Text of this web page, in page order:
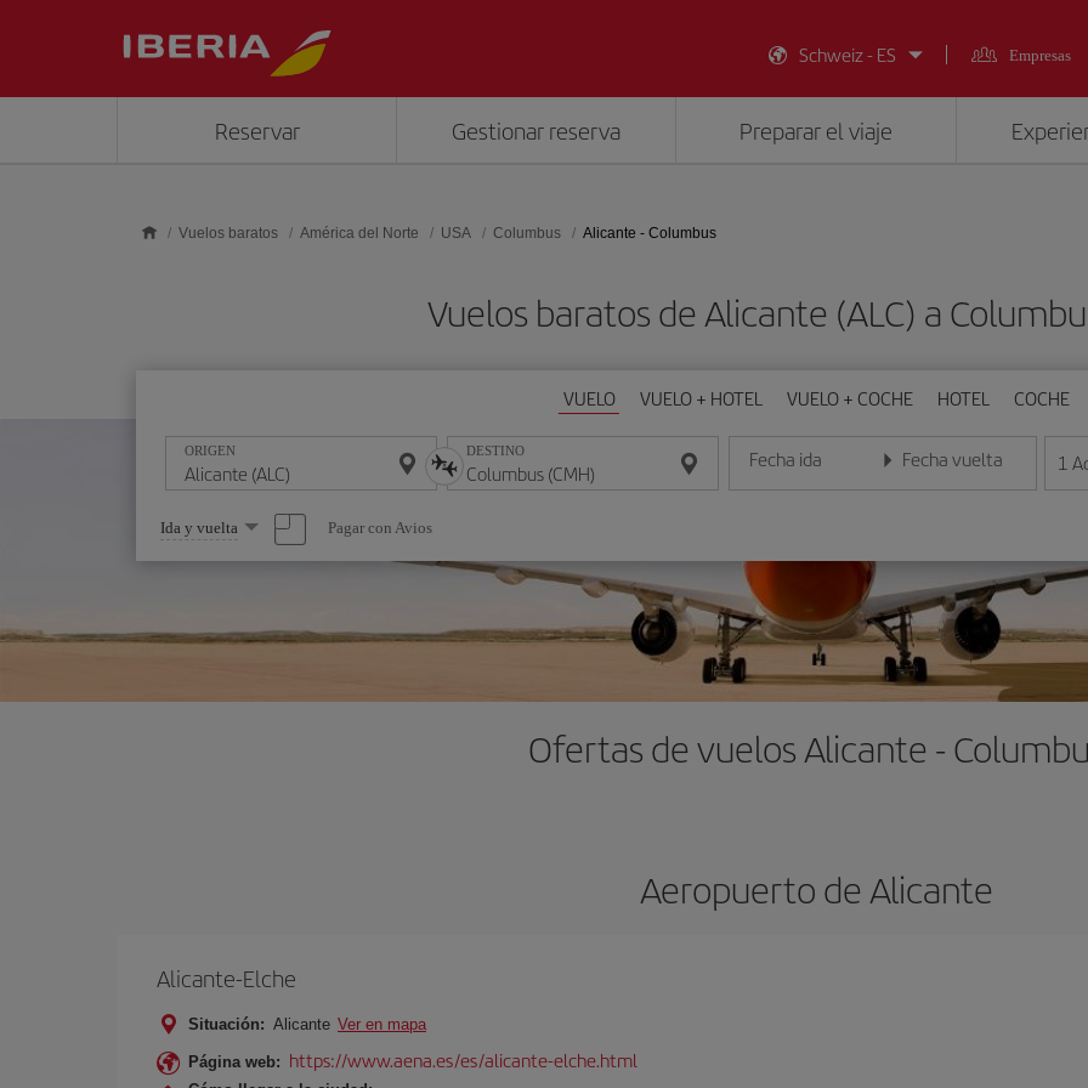
Schweiz - ES
Empresas
Reservar Gestionar reserva Preparar el viaje
Vuelos baratos América del Norte USA Columbus Alicante - Columbus
Vuelos baratos de Alicante (ALC) a
VUELO VUELO + HOTEL VUELO + COCHE HOTEL COCHE
ORIGEN DESTINO Fecha ida
Introduce la fecha en formato día/mes/año
Fecha vuelta
Introduce la fecha en 1
Seleccione
una
opción
Ida y vuelta Pagar con Avios
Ofertas de vuelos Alicante -
Aeropuerto de Alicante
Alicante-Elche
Situación: Alicante Ver en mapa
Página web: https://www.aena.es/es/alicante-elche.html